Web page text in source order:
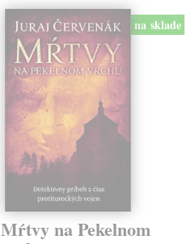
na sklade
Mŕtvy na Pekelnom